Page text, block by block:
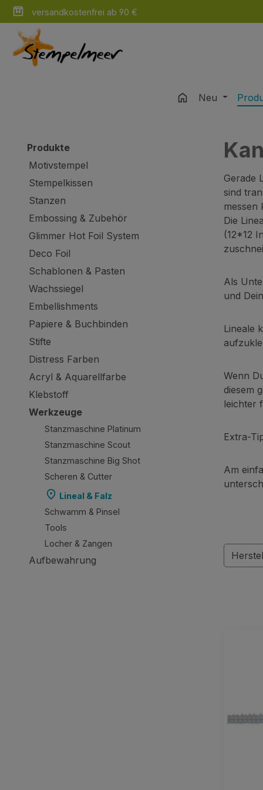
Hauptinhalt springen
Zur Suche springen
Zur Hauptnavigation springen
versandkostenfrei ab 90 €
Neu
Produkte
Motivstempel
Stempelkissen
Stanzen
Embossing & Zubehör
Glimmer Hot Foil System
Deco Foil
Schablonen & Pasten
Wachssiegel
Embellishments
Papiere & Buchbinden
Stifte
Distress Farben
Acryl & Aquarellfarbe
Klebstoff
Werkzeuge
Stanzmaschine Platinum
Stanzmaschine Scout
Stanzmaschine Big Shot
Scheren & Cutter
Lineal & Falz
Schwamm & Pinsel
Tools
Locher & Zangen
Aufbewahrung
Gerade
sind
messen
Die
(12*12
Als
und
Lineale
Wenn
diesem
leichter
Extra-
Am